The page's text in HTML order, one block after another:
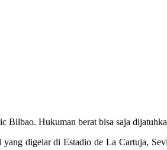
Bilbao. Hukuman berat bisa saja
digelar di Estadio de La Cartuja,